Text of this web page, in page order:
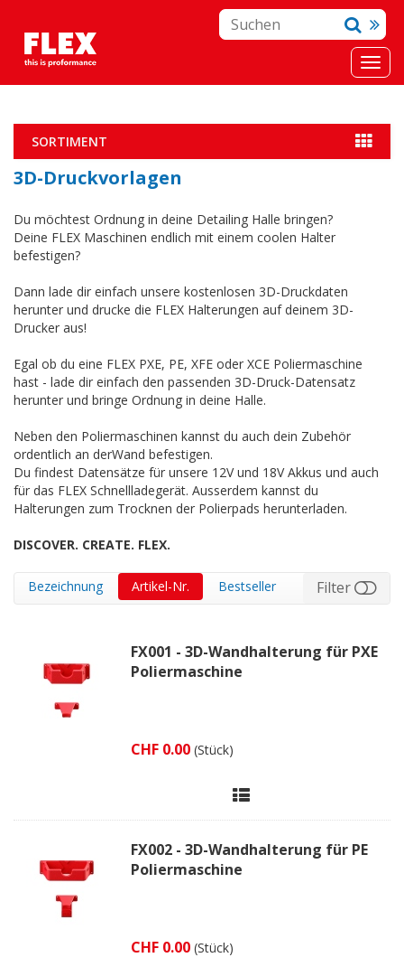
SORTIMENT
3D-Druckvorlagen
Du möchtest Ordnung in deine Detailing Halle bringen?
Deine FLEX Maschinen endlich mit einem coolen Halter
befestigen?
Dann lade dir einfach unsere kostenlosen 3D-Druckdaten
herunter und drucke die FLEX Halterungen auf deinem 3D-
Drucker aus!
Egal ob du eine FLEX PXE, PE, XFE oder XCE Poliermaschine
hast - lade dir einfach den passenden 3D-Druck-Datensatz
herunter und bringe Ordnung in deine Halle.
Neben den Poliermaschinen kannst du auch dein Zubehör
ordentlich an derWand befestigen.
Du findest Datensätze für unsere 12V und 18V Akkus und auch
für das FLEX Schnellladegerät. Ausserdem kannst du
Halterungen zum Trocknen der Polierpads herunterladen.
DISCOVER. CREATE. FLEX.
Bezeichnung Artikel-Nr. Bestseller Filter
FX001 - 3D-Wandhalterung für PXE
Poliermaschine
CHF 0.00 (Stück)
FX002 - 3D-Wandhalterung für PE
Poliermaschine
CHF 0.00 (Stück)